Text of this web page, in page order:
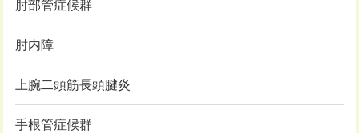
肘部管症候群
肘内障
上腕二頭筋長頭腱炎
手根管症候群